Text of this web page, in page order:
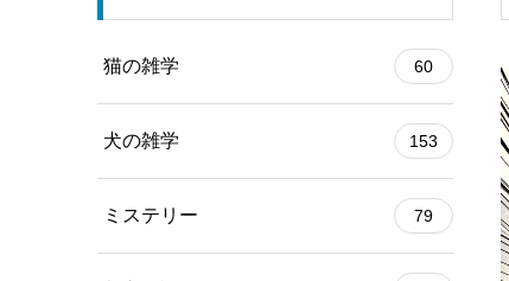
猫の雑学 60
犬の雑学 153
ミステリー 79